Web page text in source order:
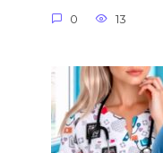
0 13